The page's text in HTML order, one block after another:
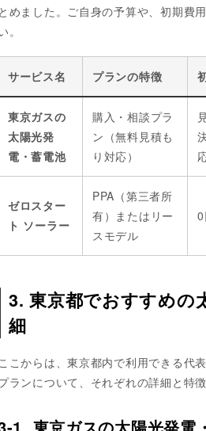
とめました。ご自身の予算や、初期費
。
サービス名 プランの特徴
東京ガスの
太陽光発
電・蓄電池
購入・相談プラ
ン（無料見積も
り対応）
ゼロスター
ト ソーラー
PPA（第三者所
有）またはリー
スモデル
3. 東京都でおすすめの
細
こからは、東京都内で利用できる代
ランについて、それぞれの詳細と特徴